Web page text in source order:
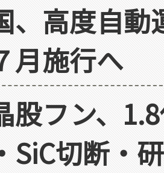
、高度自
月施行へ
股フン、
SiC切断・